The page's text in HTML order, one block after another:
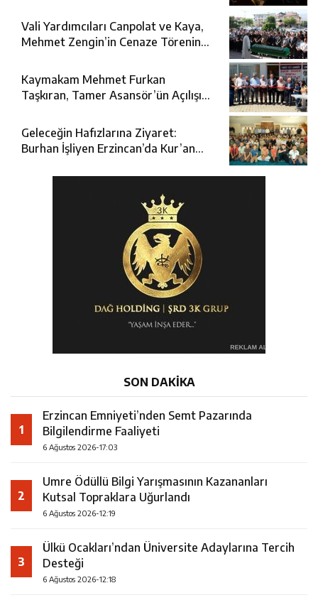
Vali Yardımcıları Canpolat ve Kaya,
Mehmet Zengin’in Cenaze Törenine
Kaymakam Mehmet Furkan
Taşkıran, Tamer Asansör’ün Açılışına
Geleceğin Hafızlarına Ziyaret:
Burhan İşliyen Erzincan’da Kur’an
SON DAKİKA
1
Erzincan Emniyeti’nden Semt Pazarında
Bilgilendirme Faaliyeti
6 Ağustos 2026-17:03
2
Umre Ödüllü Bilgi Yarışmasının Kazananları
Kutsal Topraklara Uğurlandı
6 Ağustos 2026-12:19
3
Ülkü Ocakları’ndan Üniversite Adaylarına Tercih
Desteği
6 Ağustos 2026-12:18